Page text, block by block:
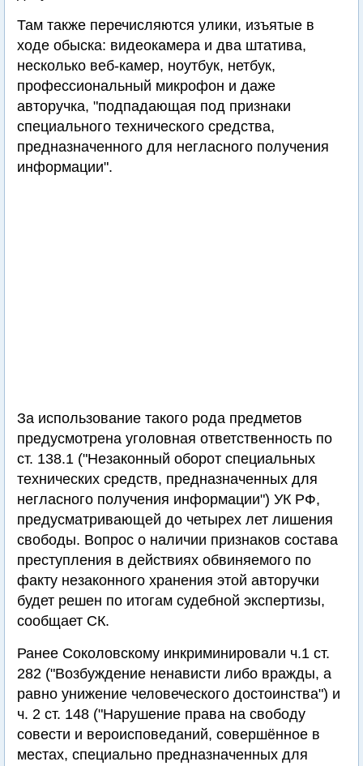
Там также перечисляются улики, изъятые в
ходе обыска: видеокамера и два штатива,
несколько веб-камер, ноутбук, нетбук,
профессиональный микрофон и даже
авторучка, "подпадающая под признаки
специального технического средства,
предназначенного для негласного получения
информации".
За использование такого рода предметов
предусмотрена уголовная ответственность по
ст. 138.1 ("Незаконный оборот специальных
технических средств, предназначенных для
негласного получения информации") УК РФ,
предусматривающей до четырех лет лишения
свободы. Вопрос о наличии признаков состава
преступления в действиях обвиняемого по
факту незаконного хранения этой авторучки
будет решен по итогам судебной экспертизы,
сообщает СК.
Ранее Соколовскому инкриминировали ч.1 ст.
282 ("Возбуждение ненависти либо вражды, а
равно унижение человеческого достоинства") и
ч. 2 ст. 148 ("Нарушение права на свободу
совести и вероисповеданий, совершённое в
местах, специально предназначенных для